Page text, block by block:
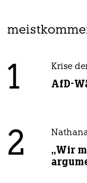
1 Krise
AfD-
2
„Wir